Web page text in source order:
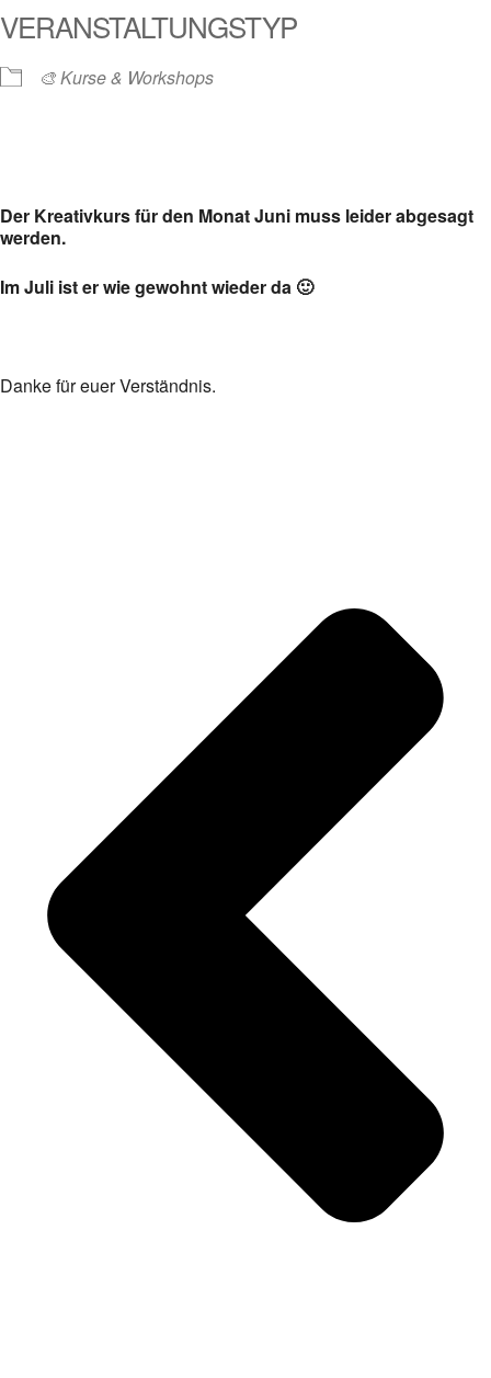
VERANSTALTUNGSTYP
🎨 Kurse & Workshops
Der Kreativkurs für den Monat Juni muss leider abgesagt
werden.
Im Juli ist er wie gewohnt wieder da 🙂
Danke für euer Verständnis.